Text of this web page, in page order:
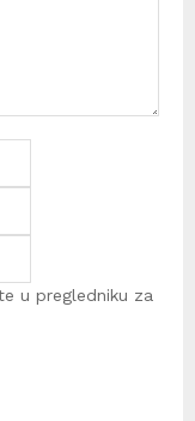
u pregledniku za